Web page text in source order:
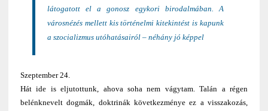
látogatott el a gonosz egykori birodalmában. A
városnézés mellett kis történelmi kitekintést is kapunk
a szocializmus utóhatásairól – néhány jó képpel
Szeptember 24.
Hát ide is eljutottunk, ahova soha nem vágytam. Talán a régen
belénknevelt dogmák, doktrinák következménye ez a visszakozás,